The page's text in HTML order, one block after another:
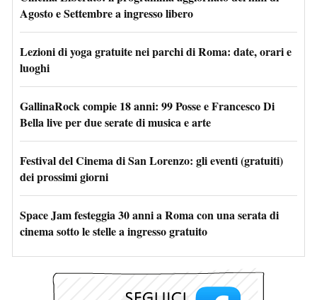
Agosto e Settembre a ingresso libero
Lezioni di yoga gratuite nei parchi di Roma: date, orari e
luoghi
GallinaRock compie 18 anni: 99 Posse e Francesco Di
Bella live per due serate di musica e arte
Festival del Cinema di San Lorenzo: gli eventi (gratuiti)
dei prossimi giorni
Space Jam festeggia 30 anni a Roma con una serata di
cinema sotto le stelle a ingresso gratuito